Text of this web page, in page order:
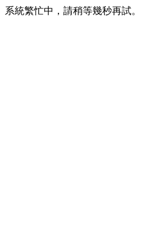
系統繁忙中，請稍等幾秒再試。